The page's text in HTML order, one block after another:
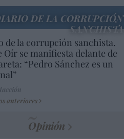
DE LA CORRUPCIÓN
SANCHISTA
de la corrupción sanchista.
Oír se manifiesta delante de
“Pedro Sánchez es un
anteriores
Opinión